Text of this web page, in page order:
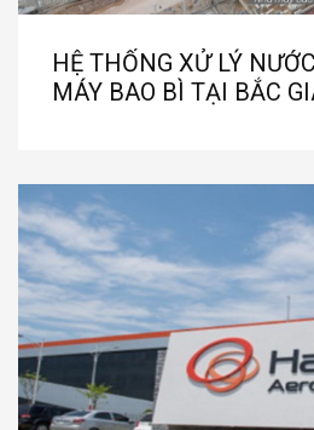
HỆ THỐNG XỬ LÝ
MÁY BAO BÌ TẠI BẮC